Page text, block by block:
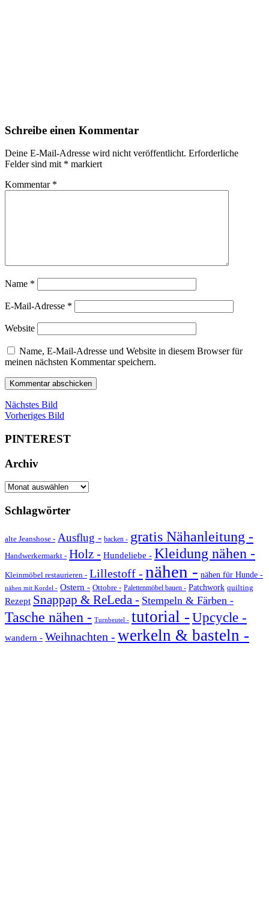
Schreibe einen Kommentar
Deine E-Mail-Adresse wird nicht veröffentlicht. Erforderliche
Felder sind mit * markiert
Kommentar *
Name *
E-Mail-Adresse *
Website
Name, E-Mail-Adresse und Website in diesem Browser für
meinen nächsten Kommentar speichern.
Nächstes Bild
Vorheriges Bild
PINTEREST
Archiv
Archiv
Schlagwörter
alte Jeanshose - Ausflug - backen - gratis Nähanleitung -
Handwerkermarkt - Holz - Hundeliebe - Kleidung nähen -
Kleinmöbel restaurieren - Lillestoff - nähen - nähen für Hunde -
nähen mit Kordel - Ostern - Ottobre - Palettenmöbel bauen - Patchwork quilting
Rezept Snappap & ReLeda - Stempeln & Färben -
Tasche nähen - Turnbeutel - tutorial -Upcycle -
wandern - Weihnachten - werkeln & basteln -